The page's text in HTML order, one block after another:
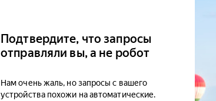
Подтвердите, что запросы
отправляли вы, а не робот
Нам очень жаль, но запросы с вашего
устройства похожи на автоматические.